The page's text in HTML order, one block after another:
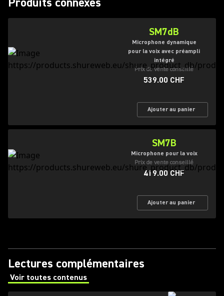
SM7dB
Microphone dynamique
pour la voix avec préampli
intégré
Prix de vente conseillé
539.00 CHF
Ajouter au panier
SM7B
Microphone pour la voix
Prix de vente conseillé
419.00 CHF
Ajouter au panier
Lectures complémentaires
Voir toutes contenus
(Opens in a new tab)